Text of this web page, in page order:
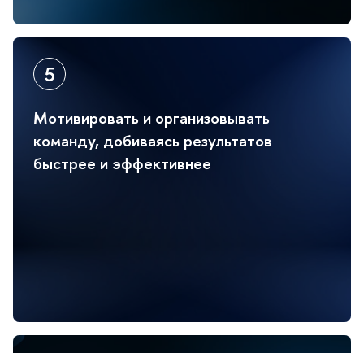
Мотивировать и организовывать
команду, добиваясь результато
ыстрее и эффективнее